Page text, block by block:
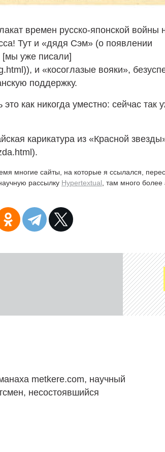
времен русско-японской войны
Тут и «дядя Сэм» (о появлении
[мы уже писали]
и «косоглазые вояки»,
поддержку.
как никогда уместно: сейчас так
карикатура из «Красной
многие сайты, на которые я ссылался,
рассылку Hypertextual , там много более
metkere.com, научный
несостоявшийся